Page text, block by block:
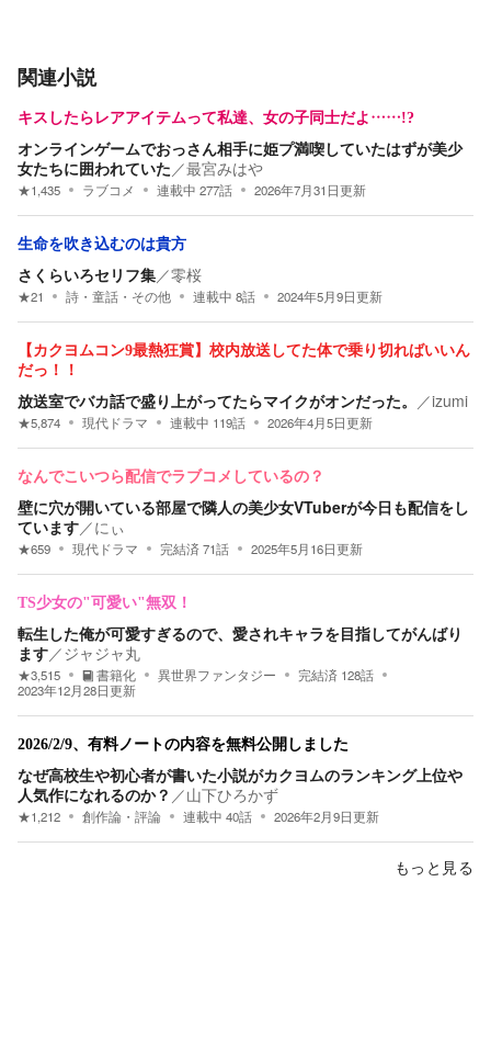
関連小説
キスしたらレアアイテムって私達、女の子同士だよ……!?
オンラインゲームでおっさん相手に姫プ満喫していたはずが美少
女たちに囲われていた／最宮みはや
★1,435 ラブコメ 連載中 277話 2026年7月31日更新
生命を吹き込むのは貴方
さくらいろセリフ集／零桜
★21 詩・童話・その他 連載中 8話 2024年5月9日更新
【カクヨムコン9最熱狂賞】校内放送してた体で乗り切ればいいん
だっ！！
放送室でバカ話で盛り上がってたらマイクがオンだった。 ／izumi
★5,874 現代ドラマ 連載中 119話 2026年4月5日更新
なんでこいつら配信でラブコメしているの？
壁に穴が開いている部屋で隣人の美少女VTuberが今日も配信をし
ています／にぃ
★659 現代ドラマ 完結済71話 2025年5月16日更新
TS少女の"可愛い"無双！
転生した俺が可愛すぎるので、愛されキャラを目指してがんばり
ます／ジャジャ丸
★3,515 書籍化 異世界ファンタジー 完結済 128話
2023年12月28日更新
2026/2/9、有料ノートの内容を無料公開しました
なぜ高校生や初心者が書いた小説がカクヨムのランキング上位や
人気作になれるのか？ ／山下ひろかず
★1,212 創作論・評論 連載中 40話 2026年2月9日更新
もっと見る